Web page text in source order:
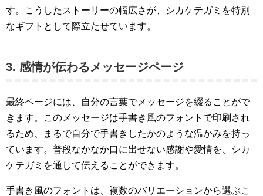
す。こうしたストーリーの幅広さが、シカケテガミを特別
なギフトとして際立たせています。
3. 感情が伝わるメッセージページ
最終ページには、自分の言葉でメッセージを綴ることがで
きます。このメッセージは手書き風のフォントで印刷され
るため、まるで自分で手書きしたかのような温かみを持っ
ています。普段なかなか口に出せない感謝や愛情を、シカ
ケテガミを通して伝えることができます。
手書き風のフォントは、複数のバリエーションから選ぶこ